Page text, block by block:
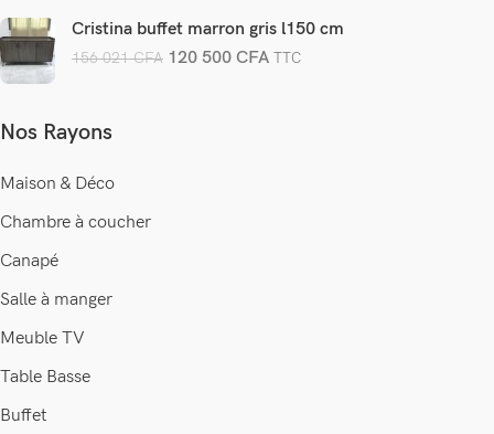
Cristina buffet marron gris l150 cm
156 021CFA 120 500CFA TTC
Nos Rayons
Maison & Déco
Chambre à coucher
Canapé
Salle à manger
Meuble TV
Table Basse
Buffet